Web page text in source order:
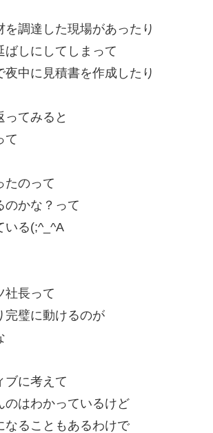
を調達した現場があったり
ばしにしてしまって
夜中に見積書を作成したり
ってみると
て
たのって
のかな？って
いる(;^_^A
社長って
完璧に動けるのが
ブに考えて
のはわかっているけど
なることもあるわけで